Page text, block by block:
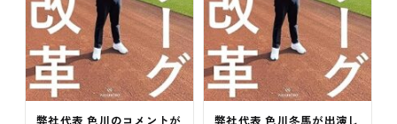
弊社代表 色川のコメントが 弊社代表 色川冬馬が出演し